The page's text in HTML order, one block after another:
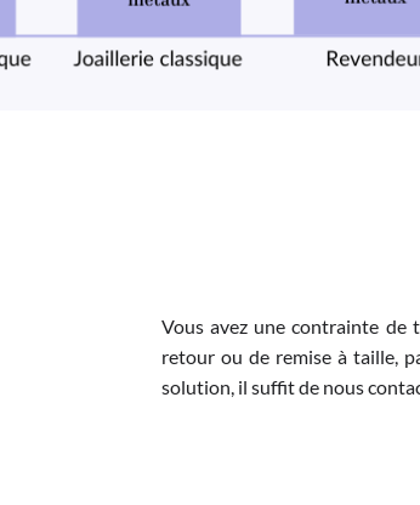
Vous avez une contrainte de
retour ou de remise à taille,
solution, il suffit de nous